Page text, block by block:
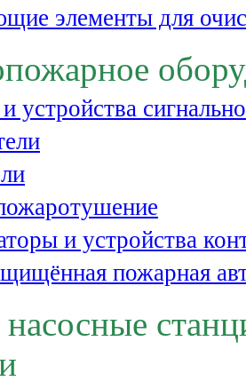
элементы для
устройства
и устройства
пожарная